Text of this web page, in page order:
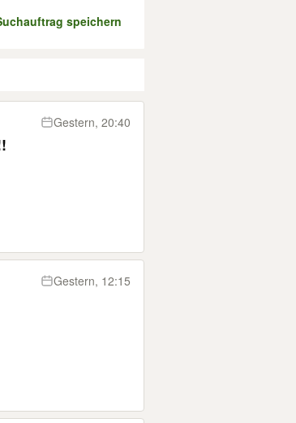
speichern
Gestern, 20:40
Gestern, 12:15